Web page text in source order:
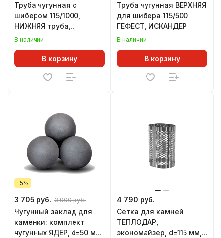
Труба чугунная с
шибером 115/1000,
НИЖНЯЯ труба,
шиберный блок,
В наличии
В корзину
Труба чугунная ВЕРХНЯЯ
для шибера 115/500
ГЕФЕСТ, ИСКАНДЕР
В наличии
В корзину
-5%
3 705 руб. 3 900 руб.
Чугунный заклад для
каменки: комплект
чугунных ЯДЕР, d=50 мм
4 790 руб.
Сетка для камней
ТЕПЛОДАР,
экономайзер, d=115 мм,